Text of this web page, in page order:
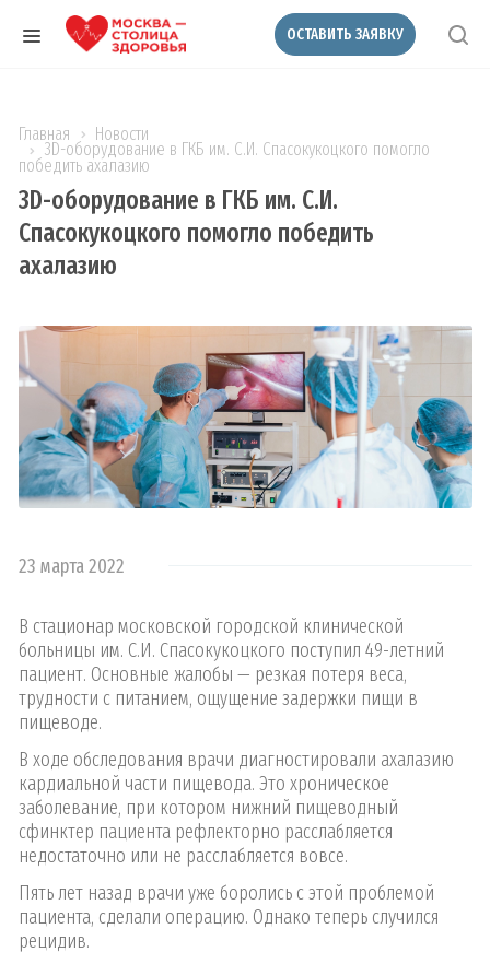
ОСТАВИТЬ ЗАЯВКУ
Главная Новости
3D-оборудование в ГКБ им. С.И. Спасокукоцкого помогло
победить ахалазию
3D-оборудование в ГКБ им. С.И.
Спасокукоцкого помогло победить
ахалазию
23 марта 2022
В стационар московской городской клинической
больницы им. С.И. Спасокукоцкого поступил 49-летний
пациент. Основные жалобы — резкая потеря веса,
трудности с питанием, ощущение задержки пищи в
пищеводе.
В ходе обследования врачи диагностировали ахалазию
кардиальной части пищевода. Это хроническое
заболевание, при котором нижний пищеводный
сфинктер пациента рефлекторно расслабляется
недостаточно или не расслабляется вовсе.
Пять лет назад врачи уже боролись с этой проблемой
пациента, сделали операцию. Однако теперь случился
рецидив.